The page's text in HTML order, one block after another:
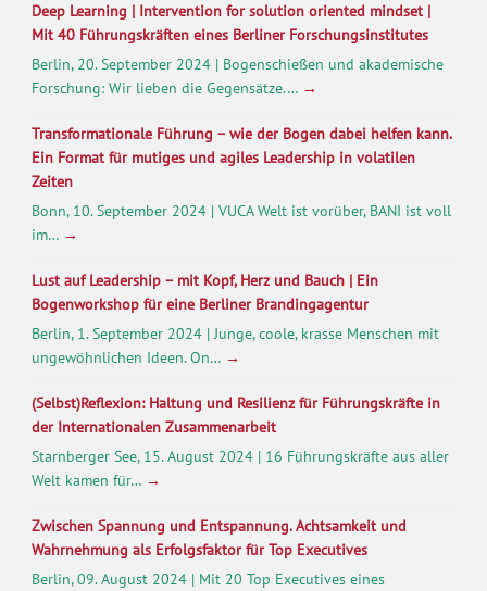
Deep Learning | Intervention for solution oriented mindset |
Mit 40 Führungskräften eines Berliner Forschungsinstitutes
Berlin, 20. September 2024 | Bogenschießen und akademische
Forschung: Wir lieben die Gegensätze.… →
Transformationale Führung – wie der Bogen dabei helfen kann.
Ein Format für mutiges und agiles Leadership in volatilen
Zeiten
Bonn, 10. September 2024 | VUCA Welt ist vorüber, BANI ist voll
im… →
Lust auf Leadership – mit Kopf, Herz und Bauch | Ein
Bogenworkshop für eine Berliner Brandingagentur
Berlin, 1. September 2024 | Junge, coole, krasse Menschen mit
ungewöhnlichen Ideen. On… →
(Selbst)Reflexion: Haltung und Resilienz für Führungskräfte in
der Internationalen Zusammenarbeit
Starnberger See, 15. August 2024 | 16 Führungskräfte aus aller
Welt kamen für… →
Zwischen Spannung und Entspannung. Achtsamkeit und
Wahrnehmung als Erfolgsfaktor für Top Executives
Berlin, 09. August 2024 | Mit 20 Top Executives eines